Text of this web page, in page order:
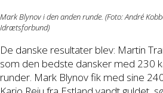
Mark Blynov i den anden runde. (Foto: André
Idrætsforbund)
De danske resultater blev: Martin
som den bedste dansker med 230
runder. Mark Blynov fik med sine